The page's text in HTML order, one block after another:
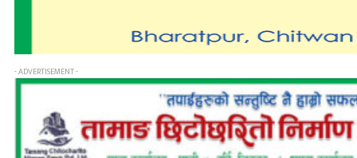
- ADVERTISEMENT -